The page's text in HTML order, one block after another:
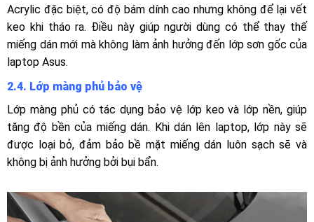
Acrylic đặc biệt, có độ bám dính cao nhưng không để lại vết
keo khi tháo ra. Điều này giúp người dùng có thể thay thế
miếng dán mới mà không làm ảnh hưởng đến lớp sơn gốc của
laptop Asus.
2.4. Lớp màng phủ bảo vệ
Lớp màng phủ có tác dụng bảo vệ lớp keo và lớp nền, giúp
tăng độ bền của miếng dán. Khi dán lên laptop, lớp này sẽ
được loại bỏ, đảm bảo bề mặt miếng dán luôn sạch sẽ và
không bị ảnh hưởng bởi bụi bẩn.